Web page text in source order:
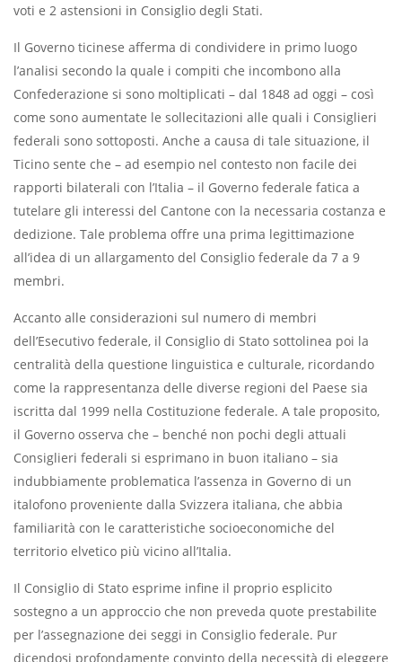
voti e 2 astensioni in Consiglio degli Stati.
Il Governo ticinese afferma di condividere in primo luogo
l’analisi secondo la quale i compiti che incombono alla
Confederazione si sono moltiplicati – dal 1848 ad oggi – così
come sono aumentate le sollecitazioni alle quali i Consiglieri
federali sono sottoposti. Anche a causa di tale situazione, il
Ticino sente che – ad esempio nel contesto non facile dei
rapporti bilaterali con l’Italia – il Governo federale fatica a
tutelare gli interessi del Cantone con la necessaria costanza e
dedizione. Tale problema offre una prima legittimazione
all’idea di un allargamento del Consiglio federale da 7 a 9
membri.
Accanto alle considerazioni sul numero di membri
dell’Esecutivo federale, il Consiglio di Stato sottolinea poi la
centralità della questione linguistica e culturale, ricordando
come la rappresentanza delle diverse regioni del Paese sia
iscritta dal 1999 nella Costituzione federale. A tale proposito,
il Governo osserva che – benché non pochi degli attuali
Consiglieri federali si esprimano in buon italiano – sia
indubbiamente problematica l’assenza in Governo di un
italofono proveniente dalla Svizzera italiana, che abbia
familiarità con le caratteristiche socioeconomiche del
territorio elvetico più vicino all’Italia.
Il Consiglio di Stato esprime infine il proprio esplicito
sostegno a un approccio che non preveda quote prestabilite
per l’assegnazione dei seggi in Consiglio federale. Pur
dicendosi profondamente convinto della necessità di eleggere